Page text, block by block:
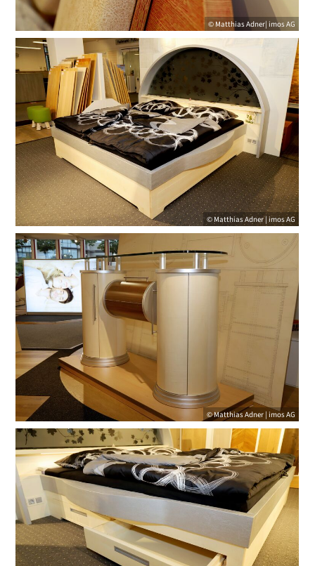
© Matthias Adner| imos AG
© Matthias Adner | imos AG
© Matthias Adner | imos AG